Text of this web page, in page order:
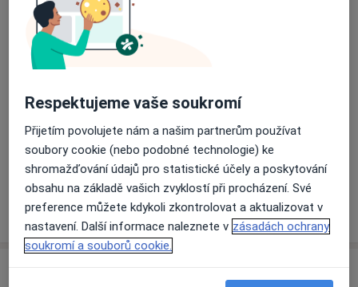
Dostupnost
Na této adrese online kalendář není aktivní
Způsoby platby (soukromé návštěvy)
Na teto adrese lékař přijímá pacienty na pojišťovnu
Detaily
Víceo adrese
Respektujeme vaše soukromí
Přijetím povolujete nám a našim partnerům používat
soubory cookie (nebo podobné technologie) ke
shromažďování údajů pro statistické účely a poskytování
obsahu na základě vašich zvyklostí při procházení. Své
preference můžete kdykoli zkontrolovat a aktualizovat v
nastavení. Další informace naleznete v zásadách ochrany
soukromí a souborů cookie.